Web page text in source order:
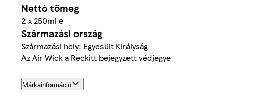
Nettó tömeg
2 x 250ml ℮
Származási ország
Származási hely: Egyesült Királyság
Az Air Wick a Reckitt bejegyzett védjegye
Márkainformáció